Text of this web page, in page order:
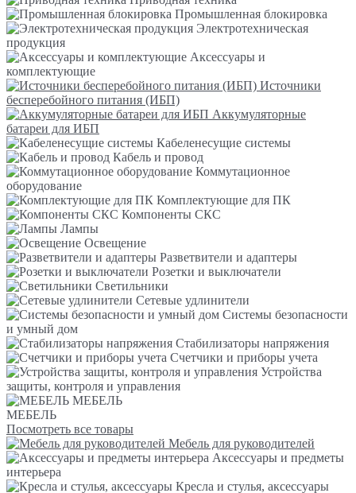
Промышленная блокировка
Электротехническая
продукция
Аксессуары и
комплектующие
Источники
бесперебойного питания (ИБП)
Аккумуляторные
батареи для ИБП
Кабеленесущие системы
Кабель и провод
Коммутационное
оборудование
Комплектующие для ПК
Компоненты СКС
Лампы
Освещение
Разветвители и адаптеры
Розетки и выключатели
Светильники
Сетевые удлинители
Системы безопасности
и умный дом
Стабилизаторы напряжения
Счетчики и приборы учета
Устройства
защиты, контроля и управления
МЕБЕЛЬ
МЕБЕЛЬ
Посмотреть все товары
Мебель для руководителей
Аксессуары и предметы
интерьера
Кресла и стулья, аксессуары